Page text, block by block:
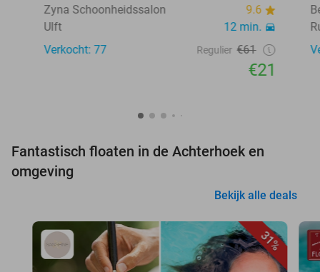
Zyna Schoonheidssalon
9.6
Ulft
12 min.
Verkocht: 77
Regulier €61
€21
Fantastisch floaten in de Achterhoek en
omgeving
Bekijk alle deals
31%